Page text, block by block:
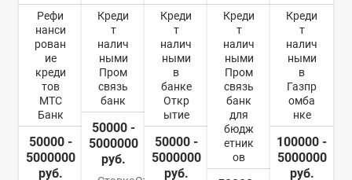
Рефи
нанси
рован
ие
креди
тов
МТС
Банк
50000 -
5000000
руб.
Креди
т
налич
ными
Пром
связь
банк
50000 -
5000000
руб.
Креди
т
налич
ными
в
банке
Откр
ытие
50000 -
5000000
руб.
Креди
т
налич
ными
Пром
связь
банк
для
бюдж
етник
ов
Креди
т
налич
ными
в
Газпр
омба
нке
100000 -
5000000
руб.